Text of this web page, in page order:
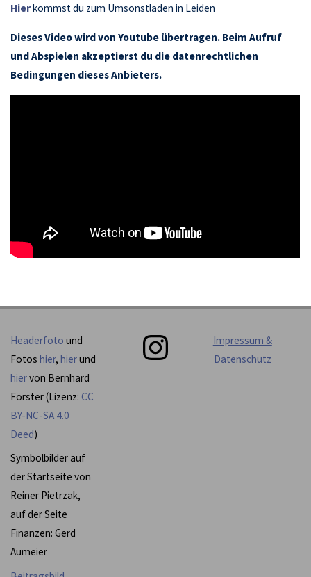
Hierkommst du zum Umsonstladen in Leiden
Dieses Video wird von Youtube übertragen. Beim Aufruf
und Abspielen akzeptierst du die datenrechtlichen
Bedingungen dieses Anbieters.
Headerfoto und
Fotoshier,hierund
hiervon Bernhard
Förster (Lizenz: CC
BY-NC-SA 4.0
Deed)
Symbolbilder auf
der Startseite von
Reiner Pietrzak,
auf der Seite
Finanzen: Gerd
Aumeier
Instagram
Impressum &
Datenschutz